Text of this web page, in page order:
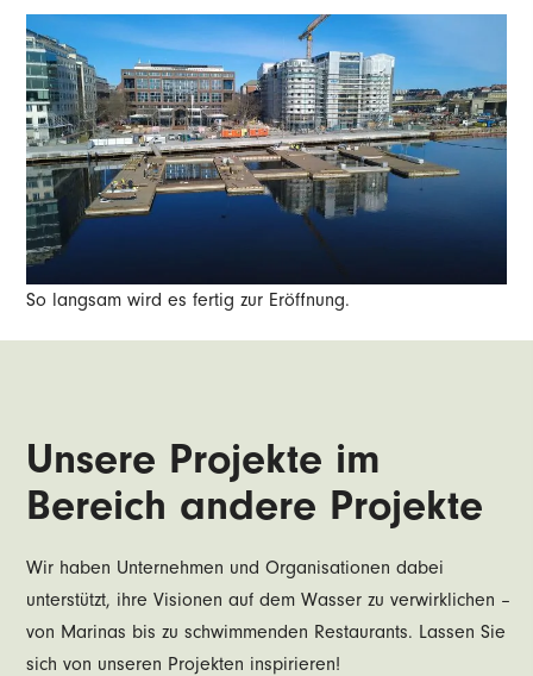
So langsam wird es fertig zur Eröffnung.
Unsere Projekte im
Bereich andere Projekte
Wir haben Unternehmen und Organisationen dabei
unterstützt, ihre Visionen auf dem Wasser zu verwirklichen –
von Marinas bis zu schwimmenden Restaurants. Lassen Sie
sich von unseren Projekten inspirieren!
Weiterlesen